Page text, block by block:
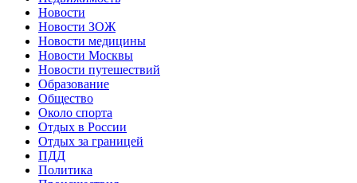
Новости
Новости ЗОЖ
Новости медицины
Новости Москвы
Новости путешествий
Образование
Общество
Около спорта
Отдых в России
Отдых за границей
ПДД
Политика